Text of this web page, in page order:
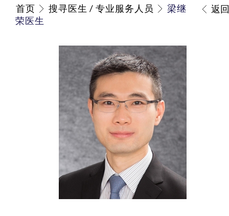
首页 搜寻医生 / 专业服务人员
梁继
荣医生
返回